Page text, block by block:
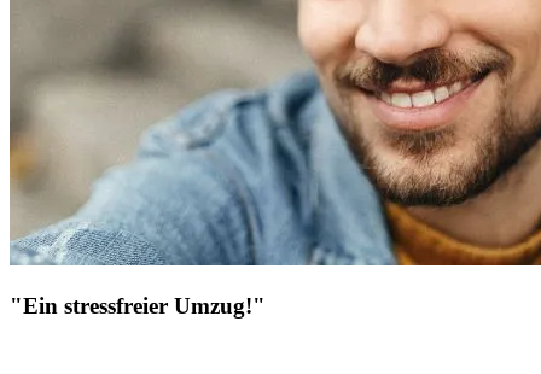
"Ein stressfreier Umzug!"